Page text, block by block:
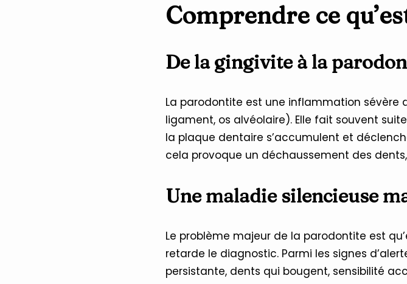
Comprendre ce
De la gingivite à la
La parodontite est une inflammation sévère
ligament, os alvéolaire). Elle fait souvent
la plaque dentaire s’accumulent et
cela provoque un déchaussement des
Une maladie silencieuse
Le problème majeur de la parodontite est
retarde le diagnostic. Parmi les signes
persistante, dents qui bougent, sensibilité